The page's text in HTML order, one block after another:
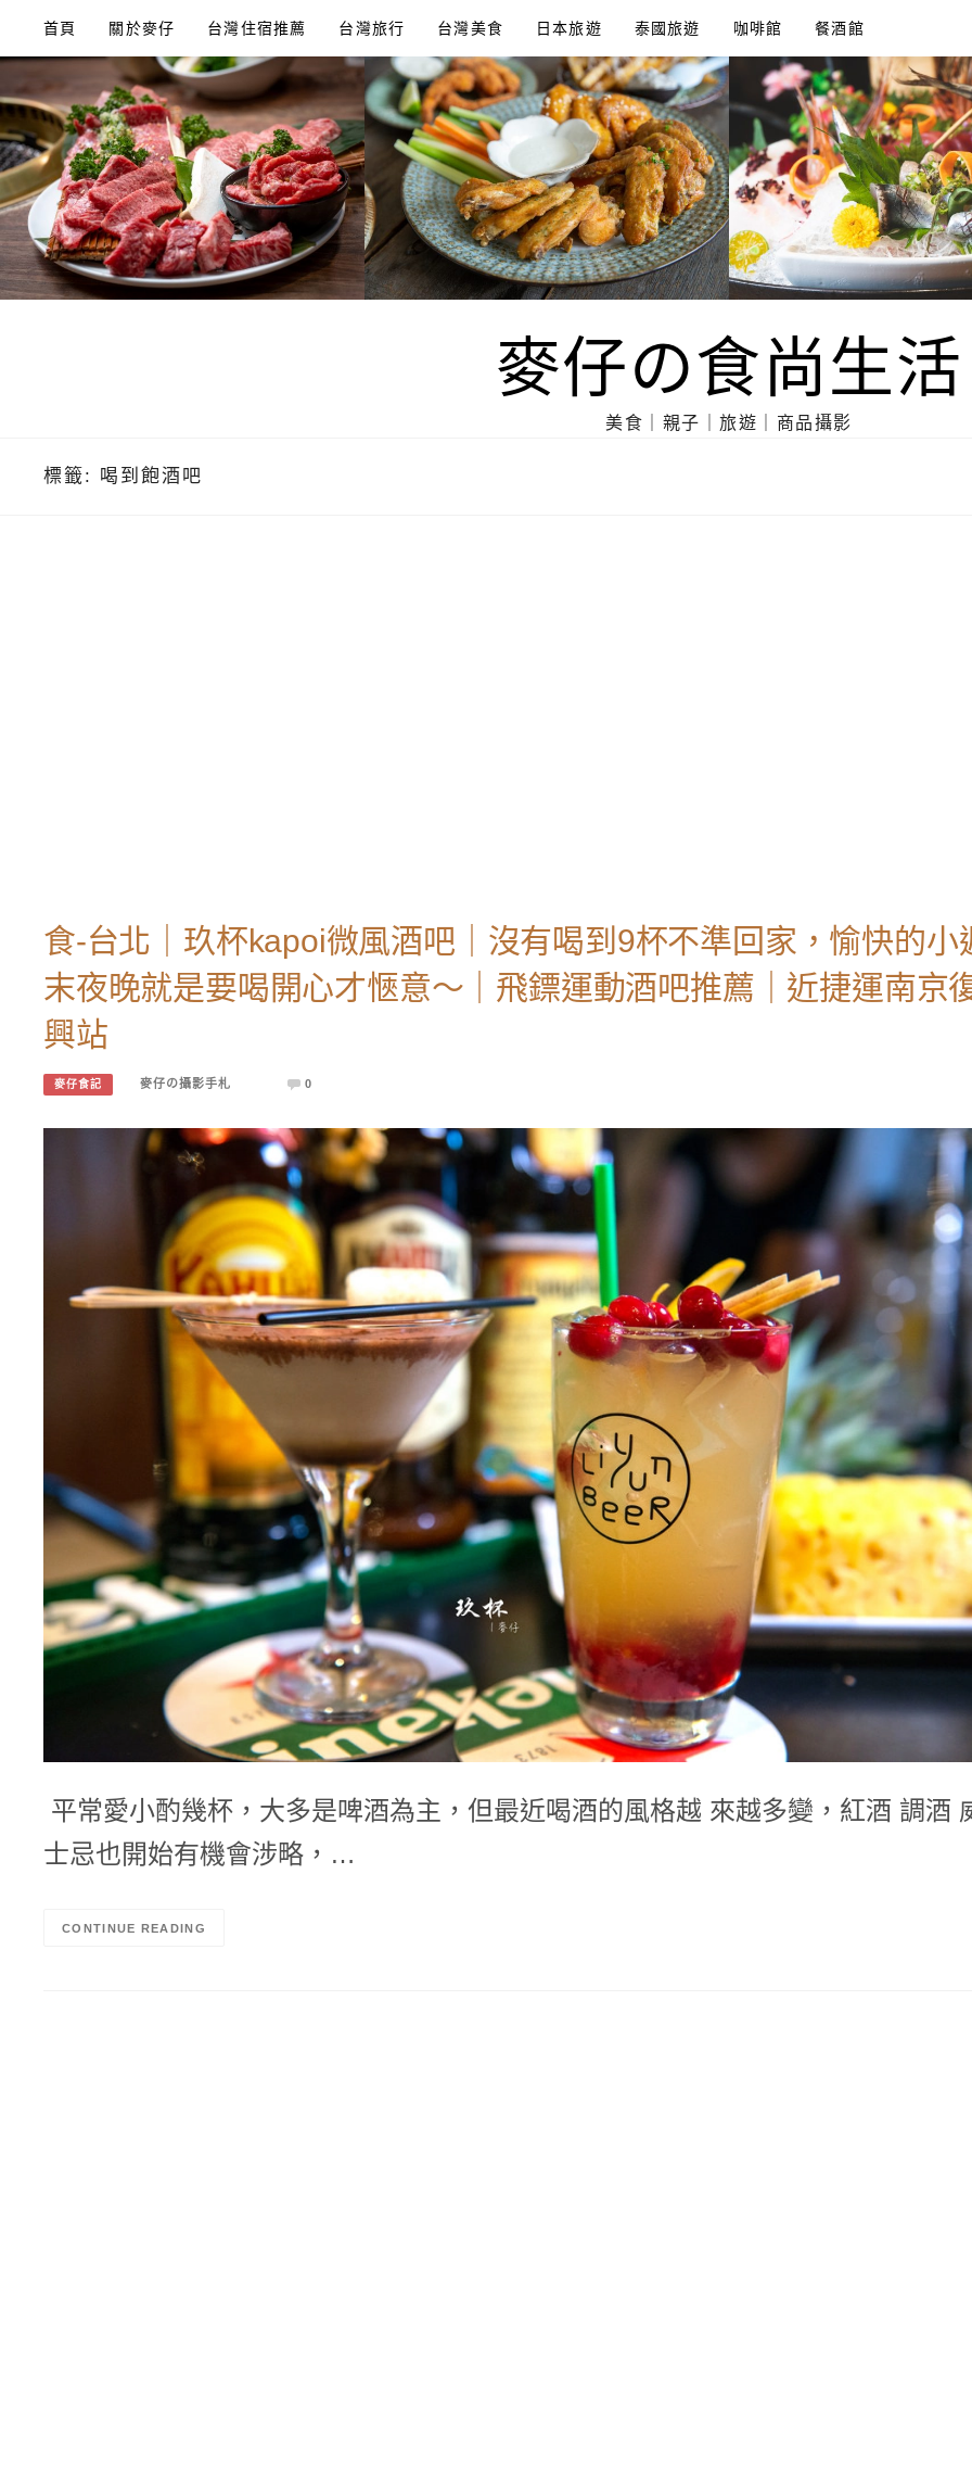
content
首頁 關於麥仔 台灣住宿推薦 台灣旅行 台灣美食 日本旅遊 泰國旅遊 咖啡館 餐酒館
麥仔の食尚生活
美食｜親子｜旅遊｜商品攝影
標籤: 喝到飽酒吧
食-台北｜玖杯kapoi微風酒吧｜沒有喝到9杯不準回家，愉快的小
末夜晚就是要喝開心才愜意～｜飛鏢運動酒吧推薦｜近捷運南京
興站
麥仔食記 麥仔の攝影手札 0
平常愛小酌幾杯，大多是啤酒為主，但最近喝酒的風格越 來越多變，紅酒 調酒
士忌也開始有機會涉略，…
CONTINUE READING